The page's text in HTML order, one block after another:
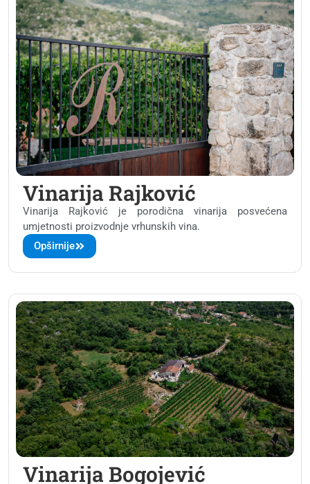
Vinarija Rajković
Vinarija Rajković je porodična vinarija posvećena
umjetnosti proizvodnje vrhunskih vina.
Opširnije
Vinarija Bogojević